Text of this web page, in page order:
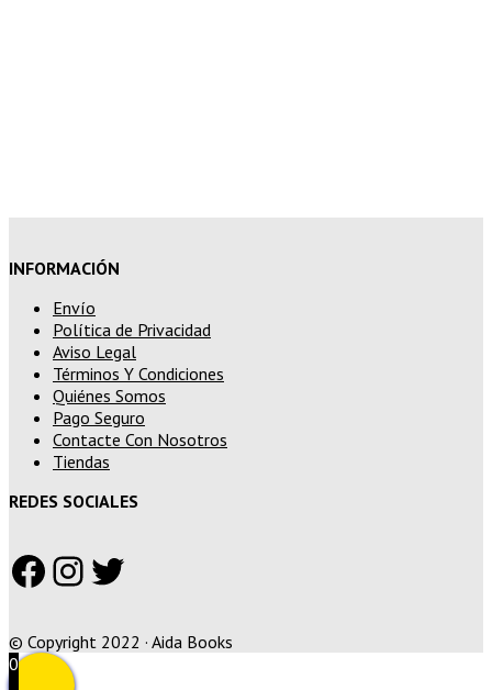
INFORMACIÓN
Envío
Política de Privacidad
Aviso Legal
Términos Y Condiciones
Quiénes Somos
Pago Seguro
Contacte Con Nosotros
Tiendas
REDES SOCIALES
Facebook
Instagram
Twitter
© Copyright 2022 · Aida Books
0